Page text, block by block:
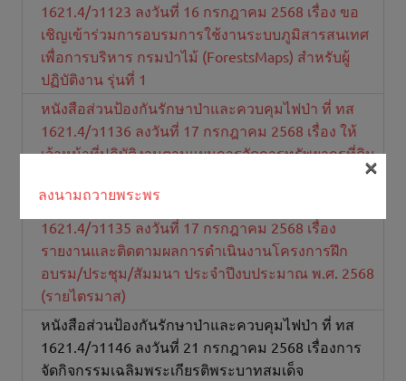
1621.4/ว1123 ลงวันที่ 16 กรกฎาคม 2568 เรื่อง ขอ
เชิญเข้าร่วมการอบรมการใช้งานระบบภูมิสารสนเทศ
เพื่อการบริหาร กรมป่าไม้ (ForestsMaps) สำหรับผู้
ปฏิบัติงาน รุ่นที่ 1
หนังสือส่วนป้องกันรักษาป่าและควบคุมไฟป่า ที่ ทส
1621.4/ว1136 ลงวันที่ 17 กรกฎาคม 2568 เรื่อง ให้
เจ้าหน้าที่ปฏิบัติงานตามแผนการจัดการทรัพยากรที่ดิน
หนังสือส่วนป้องกันรักษาป่าและควบคุมไฟป่า ที่ ทส
1621.4/ว1135 ลงวันที่ 17 กรกฎาคม 2568 เรื่อง
รายงานและติดตามผลการดำเนินงานโครงการฝึก
อบรม/ประชุม/สัมมนา ประจำปีงบประมาณ พ.ศ. 2568
(รายไตรมาส)
หนังสือส่วนป้องกันรักษาป่าและควบคุมไฟป่า ที่ ทส
1621.4/ว1146 ลงวันที่ 21 กรกฎาคม 2568 เรื่องการ
จัดกิจกรรมเฉลิมพระเกียรติพระบาทสมเด็จ
ลงนามถวายพระพร
×